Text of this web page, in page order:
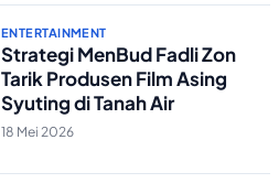
ENTERTAINMENT
Strategi MenBud Fadli Zon
Tarik Produsen Film Asing
Syuting di Tanah Air
18 Mei 2026